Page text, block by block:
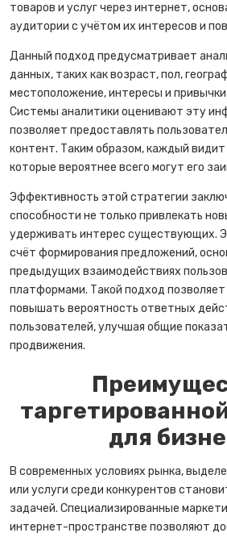
товаров и услуг через интернет,
аудитории с учётом их интересов и
Данный подход предусматривает
данных, таких как возраст, пол,
местоположение, интересы и
Системы аналитики оценивают эту
позволяет предоставлять
контент. Таким образом, каждый
которые вероятнее всего могут его
Эффективность этой стратегии
способности не только привлекать
удерживать интерес существующих.
счёт формирования предложений,
предыдущих взаимодействиях
платформами. Такой подход
повышать вероятность ответных
пользователей, улучшая общие
продвижения.
для
В современных условиях рынка,
или услуги среди конкурентов
задачей. Cпециализированные
интернет-пространстве позволяют